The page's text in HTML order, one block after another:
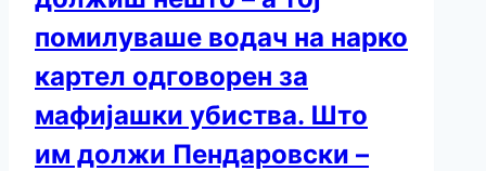
помилуваше водач на нарко
картел одговорен за
мафијашки убиства. Што
им должи Пендаровски –